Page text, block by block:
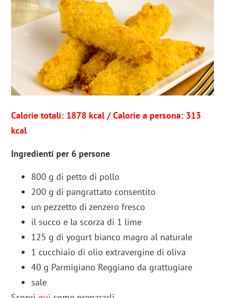
Calorie totali: 1878 kcal / Calorie a persona: 313
kcal
Ingredienti per 6 persone
800 g di petto di pollo
200 g di pangrattato consentito
un pezzetto dizenzero fresco
il succo e la scorza di 1 lime
125 g diyogurt bianco magro al naturale
1 cucchiaio di olio extravergine di oliva
40 g Parmigiano Reggiano da grattugiare
sale